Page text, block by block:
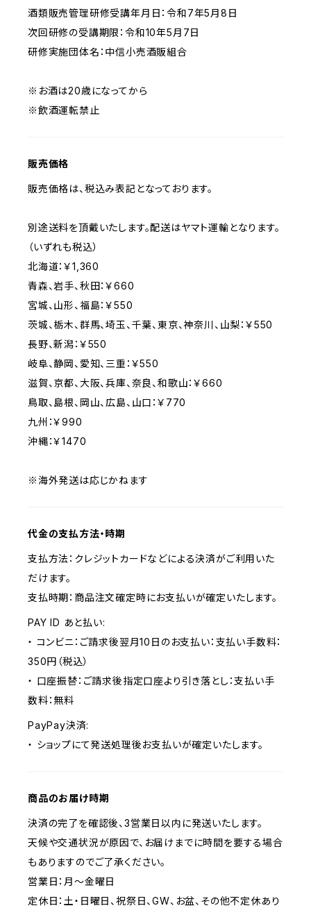
酒類販売管理研修受講年月日：令和7年5月8日
次回研修の受講期限：令和10年5月7日
研修実施団体名：中信小売酒販組合
※お酒は20歳になってから
※飲酒運転禁止
販売価格
販売価格は、税込み表記となっております。
別途送料を頂戴いたします。配送はヤマト運輸となります。
（いずれも税込）
北海道：￥1,360
青森、岩手、秋田：￥660
宮城、山形、福島：￥550
茨城、栃木、群馬、埼玉、千葉、東京、神奈川、山梨：￥550
長野、新潟：￥550
岐阜、静岡、愛知、三重：￥550
滋賀、京都、大阪、兵庫、奈良、和歌山：￥660
鳥取、島根、岡山、広島、山口：￥770
九州：￥990
沖縄：￥1470
※海外発送は応じかねます
代金の支払方法・時期
支払方法：クレジットカードなどによる決済がご利用いた
だけます。
支払時期：商品注文確定時にお支払いが確定いたします。
PAY ID あと払い:
・ コンビニ：ご請求後翌月10日のお支払い：支払い手数料：
350円（税込）
・ 口座振替：ご請求後指定口座より引き落とし：支払い手
数料：無料
PayPay決済:
・ ショップにて発送処理後お支払いが確定いたします。
商品のお届け時期
決済の完了を確認後、3営業日以内に発送いたします。
天候や交通状況が原因で、お届けまでに時間を要する場合
もありますのでご了承ください。
営業日：月～金曜日
定休日：土・日曜日、祝祭日、GW、お盆、その他不定休あり